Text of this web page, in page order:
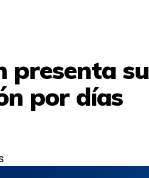
presenta su
por días